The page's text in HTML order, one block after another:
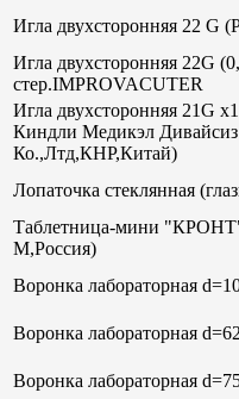
Игла двухсторонняя 22 G
Игла двухсторонняя 22G
стер.IMPROVACUTER
Игла двухсторонняя 21G
Киндли Медикэл Дивайсиз
Ко.,Лтд,КНР,Китай)
Лопаточка стеклянная
Таблетница-мини
М,Россия)
Воронка лабораторная
Воронка лабораторная
Воронка лабораторная